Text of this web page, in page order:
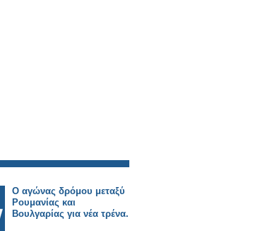
Ο αγώνας δρόμου μεταξύ
Ρουμανίας και
Βουλγαρίας για νέα τρένα.